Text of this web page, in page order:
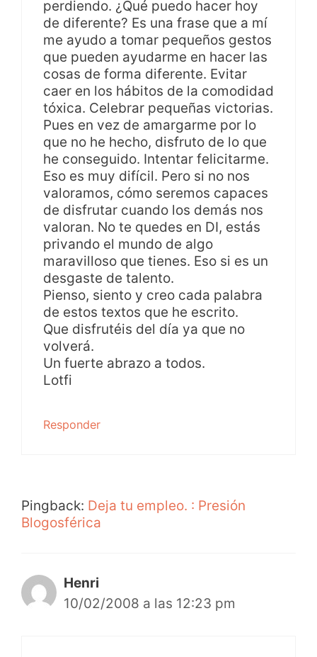
perdiendo. ¿Qué puedo hacer hoy
de diferente? Es una frase que a mí
me ayudo a tomar pequeños gestos
que pueden ayudarme en hacer las
cosas de forma diferente. Evitar
caer en los hábitos de la comodidad
tóxica. Celebrar pequeñas victorias.
Pues en vez de amargarme por lo
que no he hecho, disfruto de lo que
he conseguido. Intentar felicitarme.
Eso es muy difícil. Pero si no nos
valoramos, cómo seremos capaces
de disfrutar cuando los demás nos
valoran. No te quedes en DI, estás
privando el mundo de algo
maravilloso que tienes. Eso si es un
desgaste de talento.
Pienso, siento y creo cada palabra
de estos textos que he escrito.
Que disfrutéis del día ya que no
volverá.
Un fuerte abrazo a todos.
Lotfi
Responder
Pingback: Deja tu empleo. : Presión
Blogosférica
Henri
10/02/2008 a las 12:23 pm